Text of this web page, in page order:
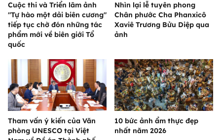
Cuộc thi và Triển lãm ảnh
"Tự hào một dải biên cương"
tiếp tục chờ đón những tác
phẩm mới về biên giới Tổ
quốc
Nhìn lại lễ tuyên phong
Chân phước Cha Phanxicô
Xaviê Trương Bửu Diệp qua
ảnh
Tham vấn ý kiến của Văn
phòng UNESCO tại Việt
10 bức ảnh ẩm thực đẹp
nhất năm 2026